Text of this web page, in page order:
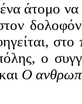
άτομο
στο
ο
Ο